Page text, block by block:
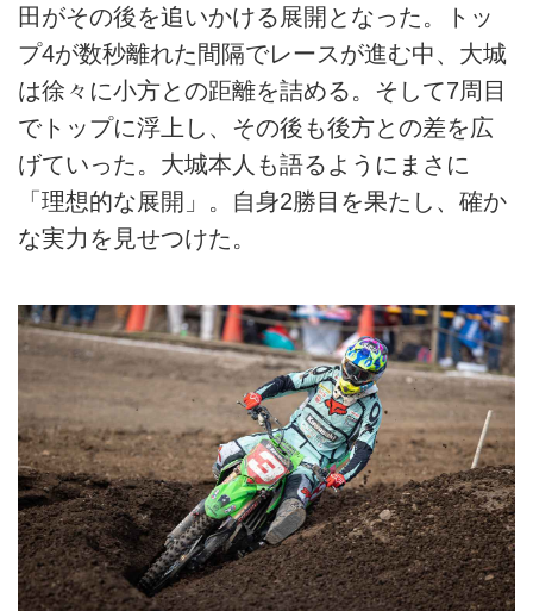
田がその後を追いかける展開となった。トッ
プ4が数秒離れた間隔でレースが進む中、大城
は徐々に小方との距離を詰める。そして7周目
でトップに浮上し、その後も後方との差を広
げていった。大城本人も語るようにまさに
「理想的な展開」。自身2勝目を果たし、確か
な実力を見せつけた。